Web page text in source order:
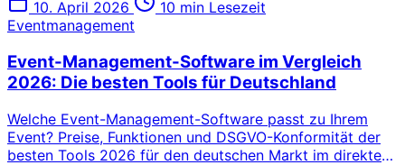
10. April 2026
10 min Lesezeit
Eventmanagement
Event-Management-Software im Vergleich
2026: Die besten Tools für Deutschland
Welche Event-Management-Software passt zu Ihrem
Event? Preise, Funktionen und DSGVO-Konformität der
besten Tools 2026 für den deutschen Markt im direkten